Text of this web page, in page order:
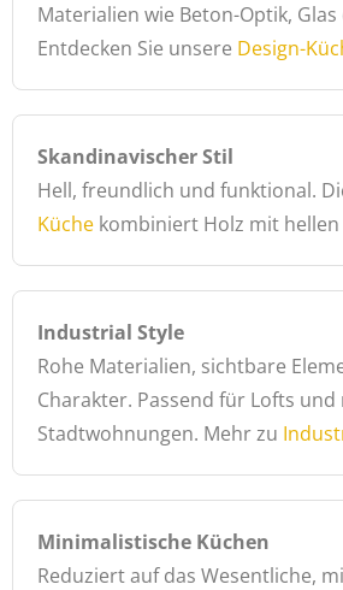
Materialien wie Beton-Optik,
Entdecken Sie unsere Design-
Skandinavischer Stil
Hell, freundlich und funktional.
Küche kombiniert Holz mit hellen
Industrial Style
Rohe Materialien, sichtbare
Charakter. Passend für Lofts
Stadtwohnungen. Mehr zu
Minimalistische Küchen
Reduziert auf das Wesentliche,